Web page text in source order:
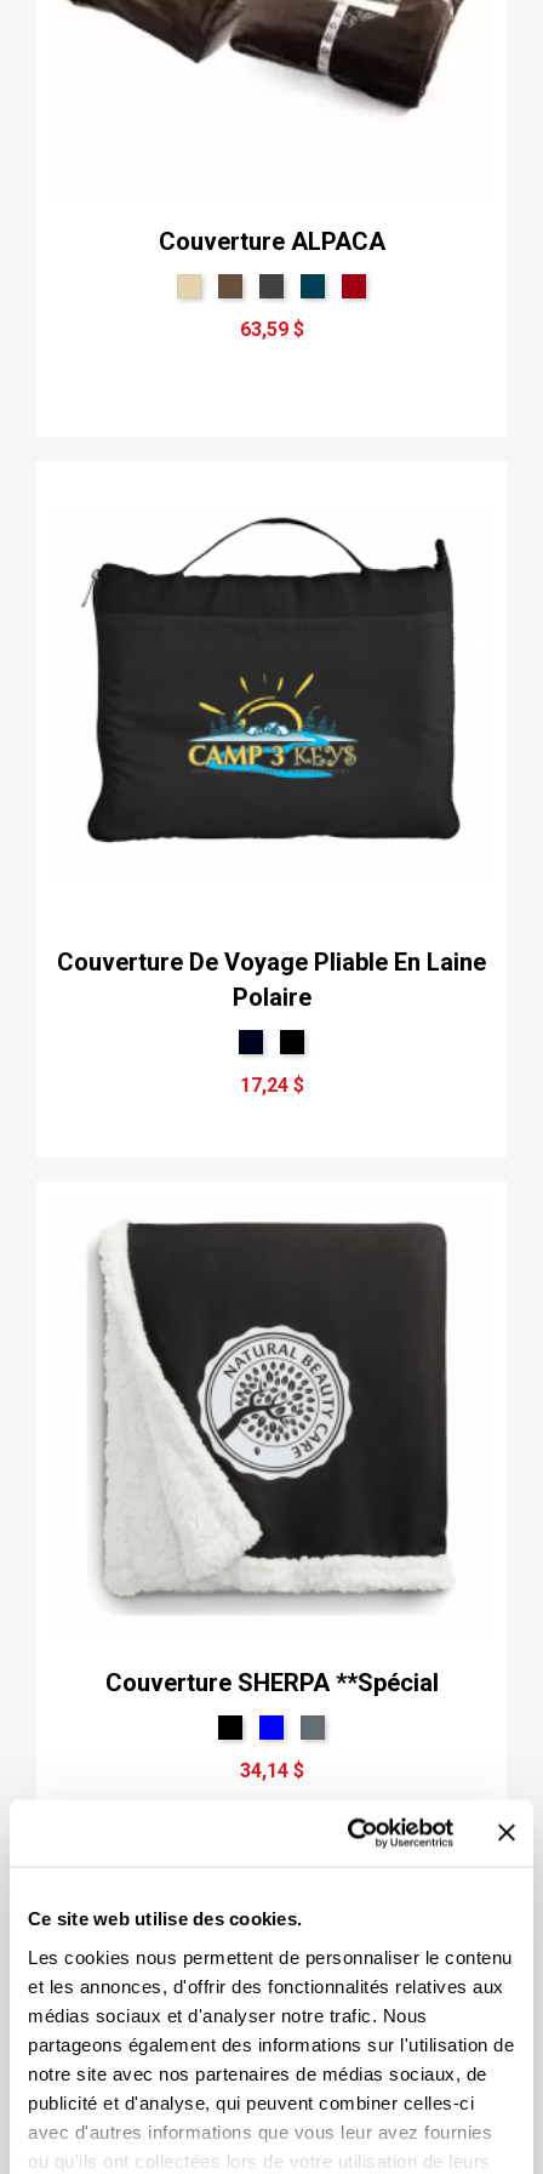
Ce site web utilise des cookies.
Les cookies nous permettent de personnaliser le contenu
et les annonces, d'offrir des fonctionnalités relatives aux
médias sociaux et d'analyser notre trafic. Nous
partageons également des informations sur l'utilisation de
notre site avec nos partenaires de médias sociaux, de
publicité et d'analyse, qui peuvent combiner celles-ci
avec d'autres informations que vous leur avez fournies
ou qu'ils ont collectées lors de votre utilisation de leurs
Couverture ALPACA
63,59 $
Couverture De Voyage Pliable En Laine
Polaire
17,24 $
Couverture SHERPA **Spécial
34,14 $